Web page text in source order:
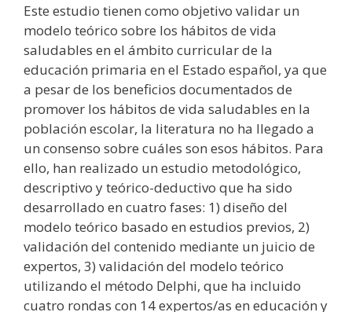
Este estudio tienen como objetivo validar un
modelo teórico sobre los hábitos de vida
saludables en el ámbito curricular de la
educación primaria en el Estado español, ya que
a pesar de los beneficios documentados de
promover los hábitos de vida saludables en la
población escolar, la literatura no ha llegado a
un consenso sobre cuáles son esos hábitos. Para
ello, han realizado un estudio metodológico,
descriptivo y teórico-deductivo que ha sido
desarrollado en cuatro fases: 1) diseño del
modelo teórico basado en estudios previos, 2)
validación del contenido mediante un juicio de
expertos, 3) validación del modelo teórico
utilizando el método Delphi, que ha incluido
cuatro rondas con 14 expertos/as en educación y